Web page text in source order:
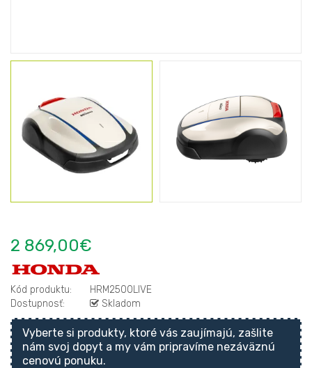
2 869,00€
Kód produktu:
HRM2500LIVE
Dostupnosť:
Skladom
Vyberte si produkty, ktoré vás zaujímajú, zašlite
nám svoj dopyt a my vám pripravíme nezáväznú
cenovú ponuku.